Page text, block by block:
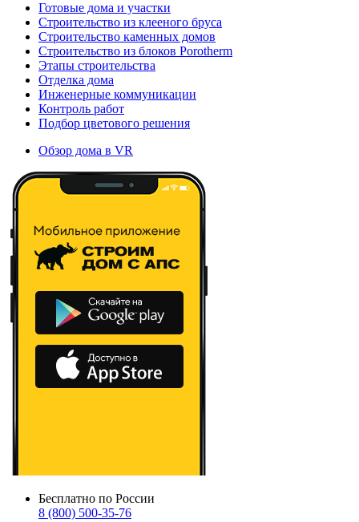
Готовые дома и участки
Строительство из клееного бруса
Строительство каменных домов
Строительство из блоков Porotherm
Этапы строительства
Отделка дома
Инженерные коммуникации
Контроль работ
Подбор цветового решения
Обзор дома в VR
Бесплатно по России
8 (800) 500-35-76